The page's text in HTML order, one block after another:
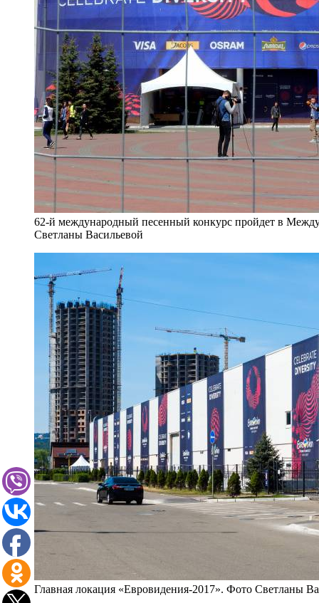
62-й международный песенный конкурс пройдет в
Светланы Васильевой
Главная локация «Евровидения-2017». Фото Светланы